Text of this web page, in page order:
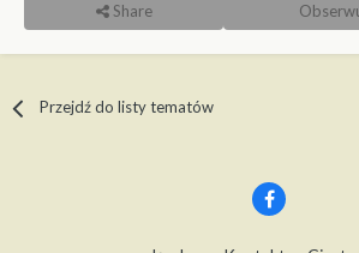
Share
Przejdź do listy tematów